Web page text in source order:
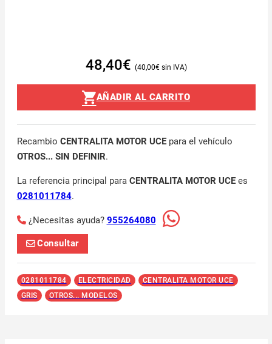
48,40€ 40,00€
AÑADIR AL CARRITO
Recambio CENTRALITA MOTOR UCEpara el vehículo
OTROS... SIN DEFINIR.
La referencia principal para CENTRALITA MOTOR UCEes
0281011784.
¿Necesitas ayuda? 955264080
Consultar
0281011784 ELECTRICIDAD
CENTRALITA MOTOR UCE
GRIS
OTROS... MODELOS